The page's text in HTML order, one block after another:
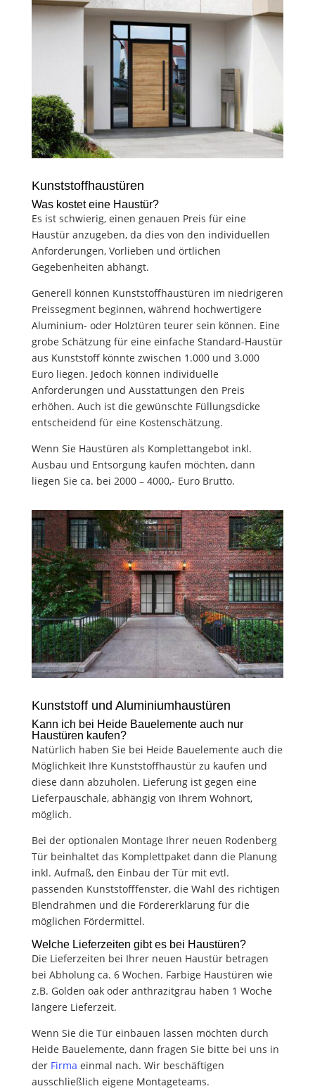
Kunststoffhaustüren
Was kostet eine Haustür?
Es ist schwierig, einen genauen Preis für eine
Haustür anzugeben, da dies von den individuellen
Anforderungen, Vorlieben und örtlichen
Gegebenheiten abhängt.
Generell können Kunststoffhaustüren im niedrigeren
Preissegment beginnen, während hochwertigere
Aluminium- oder Holztüren teurer sein können. Eine
grobe Schätzung für eine einfache Standard-Haustür
aus Kunststoff könnte zwischen 1.000 und 3.000
Euro liegen. Jedoch können individuelle
Anforderungen und Ausstattungen den Preis
erhöhen. Auch ist die gewünschte Füllungsdicke
entscheidend für eine Kostenschätzung.
Wenn Sie Haustüren als Komplettangebot inkl.
Ausbau und Entsorgung kaufen möchten, dann
liegen Sie ca. bei 2000 – 4000,- Euro Brutto.
Kunststoff und Aluminiumhaustüren
Kann ich bei Heide Bauelemente auch nur
Haustüren kaufen?
Natürlich haben Sie bei Heide Bauelemente auch die
Möglichkeit Ihre Kunststoffhaustür zu kaufen und
diese dann abzuholen. Lieferung ist gegen eine
Lieferpauschale, abhängig von Ihrem Wohnort,
möglich.
Bei der optionalen Montage Ihrer neuen Rodenberg
Tür beinhaltet das Komplettpaket dann die Planung
inkl. Aufmaß, den Einbau der Tür mit evtl.
passenden Kunststofffenster, die Wahl des richtigen
Blendrahmen und die Fördererklärung für die
möglichen Fördermittel.
Welche Lieferzeiten gibt es bei Haustüren?
Die Lieferzeiten bei Ihrer neuen Haustür betragen
bei Abholung ca. 6 Wochen. Farbige Haustüren wie
z.B. Golden oak oder anthrazitgrau haben 1 Woche
längere Lieferzeit.
Wenn Sie die Tür einbauen lassen möchten durch
Heide Bauelemente, dann fragen Sie bitte bei uns in
der Firma einmal nach. Wir beschäftigen
ausschließlich eigene Montageteams.